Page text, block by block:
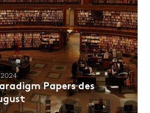
2024
Papers des